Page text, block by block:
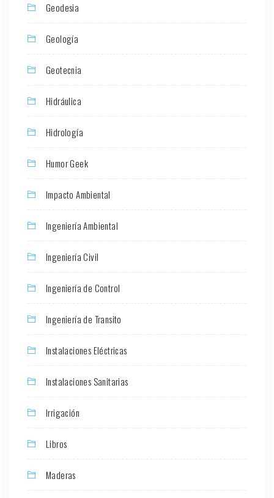
Geodesia
Geología
Geotecnia
Hidráulica
Hidrología
Humor Geek
Impacto Ambiental
Ingeniería Ambiental
Ingeniería Civil
Ingeniería de Control
Ingeniería de Transito
Instalaciones Eléctricas
Instalaciones Sanitarias
Irrigación
Libros
Maderas